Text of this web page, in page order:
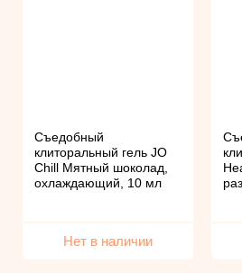
Съедобный
клиторальный гель JO
Chill Мятный шоколад,
охлаждающий, 10 мл
Нет в наличии